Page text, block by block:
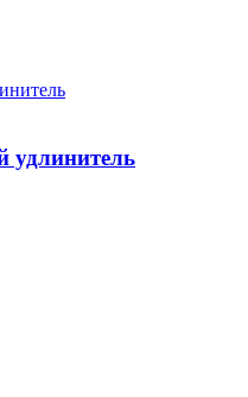
удлинитель